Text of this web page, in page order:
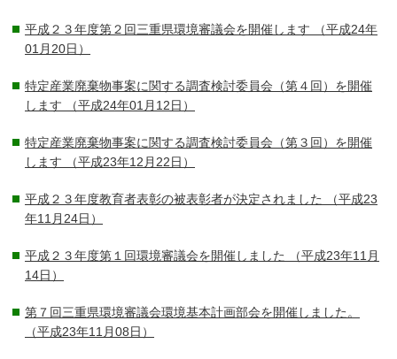
平成２３年度第２回三重県環境審議会を開催します （平成24年
01月20日）
特定産業廃棄物事案に関する調査検討委員会（第４回）を開催
します （平成24年01月12日）
特定産業廃棄物事案に関する調査検討委員会（第３回）を開催
します （平成23年12月22日）
平成２３年度教育者表彰の被表彰者が決定されました
（平成23
年11月24日）
平成２３年度第１回環境審議会を開催しました
（平成23年11月
14日）
第７回三重県環境審議会環境基本計画部会を開催しました。
（平成23年11月08日）